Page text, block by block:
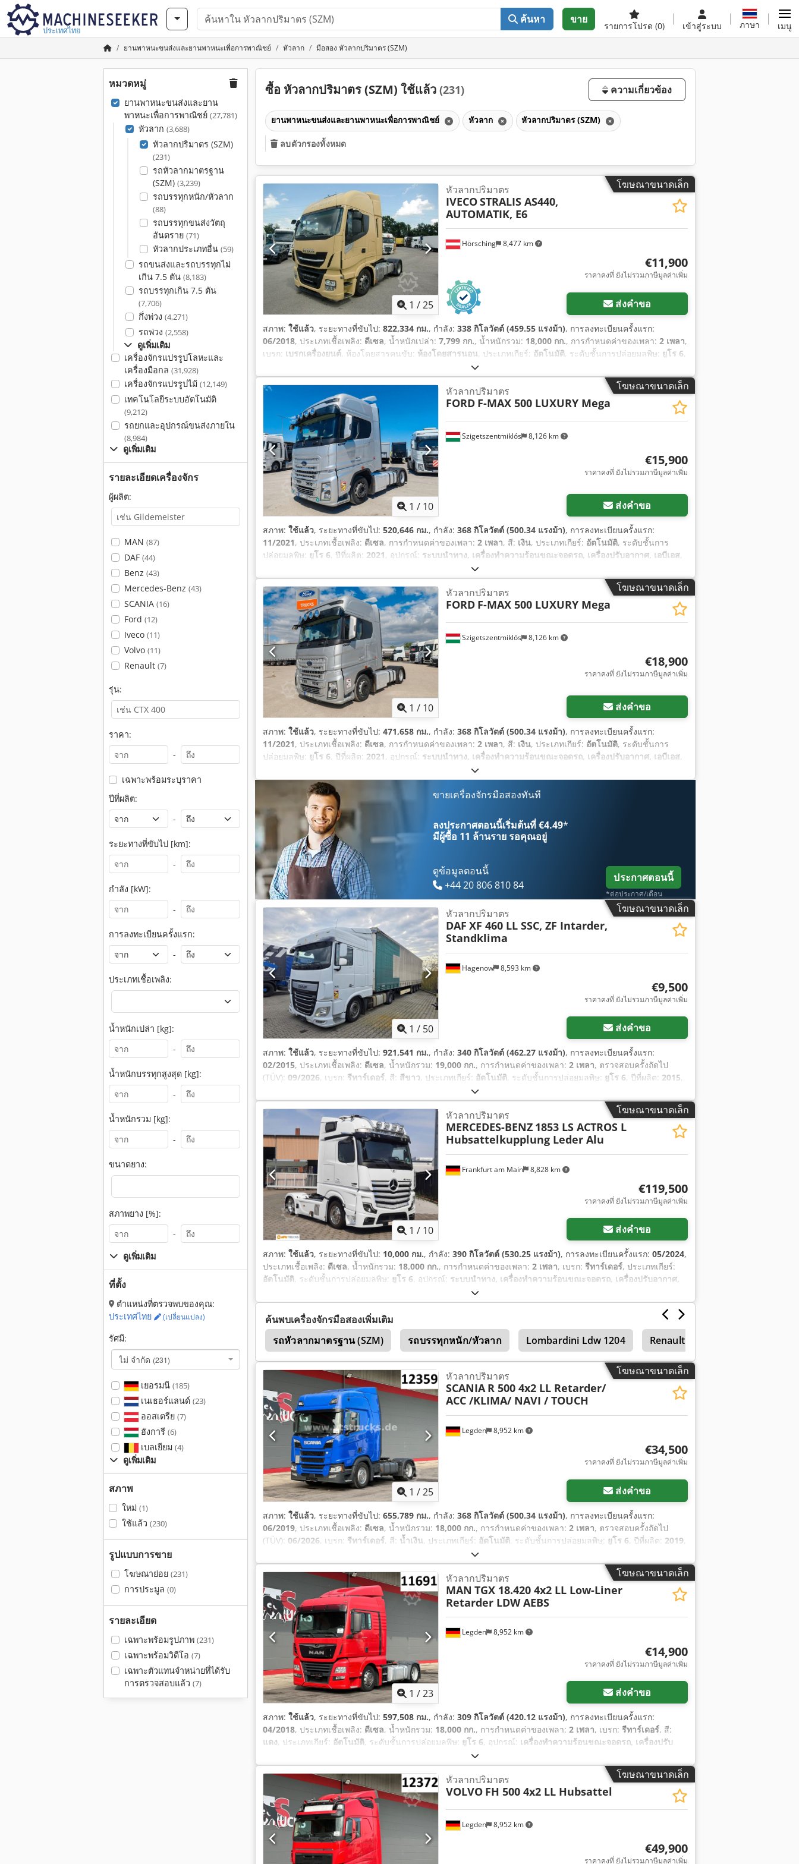
ประเทศไทย
ค้นหา ขาย
รายการโปรด (0) เข้าสู่ระบบ ภาษา เมนู
ยานพาหนะขนส่งและยานพาหนะเพื่อการพาณิชย์ หัวลาก มือสอง หัวลากปริมาตร (SZM)
หมวดหมู่
ยานพาหนะขนส่งและยาน
พาหนะเพื่อการพาณิชย์ (27,781)
หัวลาก (3,688)
หัวลากปริมาตร (SZM)
(231)
รถหัวลากมาตรฐาน
(SZM) (3,239)
รถบรรทุกหนัก/หัวลาก
(88)
รถบรรทุกขนส่งวัตถุ
อันตราย (71)
หัวลากประเภทอื่น (59)
รถขนส่งและรถบรรทุกไม่
เกิน 7.5 ตัน (8,183)
รถบรรทุกเกิน 7.5 ตัน
(7,706)
กึ่งพ่วง (4,271)
รถพ่วง (2,558)
ดูเพิ่มเติม
เครื่องจักรแปรรูปโลหะและ
เครื่องมือกล (31,928)
เครื่องจักรแปรรูปไม้ (12,149)
เทคโนโลยีระบบอัตโนมัติ
(9,212)
รถยกและอุปกรณ์ขนส่งภายใน
(8,984)
ดูเพิ่มเติม
รายละเอียดเครื่องจักร
ผู้ผลิต:
MAN (87)
DAF (44)
Benz (43)
Mercedes-Benz (43)
SCANIA (16)
Ford (12)
Iveco (11)
Volvo (11)
Renault (7)
รุ่น:
ราคา:
-
เฉพาะพร้อมระบุราคา
ปีที่ผลิต:
-
ระยะทางที่ขับไป [km]:
-
กำลัง [kW]:
-
การลงทะเบียนครั้งแรก:
-
ประเภทเชื้อเพลิง:
น้ำหนักเปล่า [kg]:
-
น้ำหนักบรรทุกสูงสุด [kg]:
-
น้ำหนักรวม [kg]:
-
ขนาดยาง:
สภาพยาง [%]:
-
ดูเพิ่มเติม
ที่ตั้ง
ตำแหน่งที่ตรวจพบของคุณ:
ประเทศไทย
(เปลี่ยนแปลง)
รัศมี:
ไม่ จำกัด (231)
เยอรมนี (185)
เนเธอร์แลนด์ (23)
ออสเตรีย (7)
ฮังการี (6)
เบลเยียม (4)
ดูเพิ่มเติม
สภาพ
ใหม่ (1)
ใช้แล้ว (230)
รูปแบบการขาย
โฆษณาย่อย (231)
การประมูล (0)
รายละเอียด
เฉพาะพร้อมรูปภาพ (231)
เฉพาะพร้อมวิดีโอ (7)
เฉพาะตัวแทนจำหน่ายที่ได้รับ
การตรวจสอบแล้ว (7)
ซื้อ หัวลากปริมาตร (SZM) ใช้แล้ว (231) ความเกี่ยวข้อง
ยานพาหนะขนส่งและยานพาหนะเพื่อการพาณิชย์ หัวลาก หัวลากปริมาตร (SZM)
ลบตัวกรองทั้งหมด
โฆษณาขนาดเล็ก
1 /25
Hörsching 8,477 km
หัวลากปริมาตร
IVECOSTRALIS AS440,
AUTOMATIK, E6
€11,900
ราคาคงที่ ยังไม่รวมภาษีมูลค่าเพิ่ม
ส่งคำขอ
สภาพ: ใช้แล้ว, ระยะทางที่ขับไป: 822,334 กม., กำลัง: 338 กิโลวัตต์ (459.55 แรงม้า), การลงทะเบียนครั้งแรก:
06/2018, ประเภทเชื้อเพลิง: ดีเซล, น้ำหนักเปล่า: 7,799 กก., น้ำหนักรวม: 18,000 กก., การกำหนดค่าของเพลา: 2 เพลา,
เบรก: เบรกเครื่องยนต์, ห้องโดยสารคนขับ: ห้องโดยสารนอน, ประเภทเกียร์: อัตโนมัติ, ระดับชั้นการปล่อยมลพิษ: ยูโร 6,
315/60/R22,5
อุปกรณ์:การจดทะเบียนรถบรรทุก, คอมพิวเตอร์บนยานพาหนะ, ระบบควบคุมความเร็วอัตโนมัติ, ระบบล็อกกลาง, ล็อก
ดิฟเฟอเรนเชียล, สปอยเลอร์, เครื่องทำความร้อนขณะจอดรถ, เครื่องปรับอากาศ, เบรกอากาศอัด, เอบีเอส,
โฆษณาขนาดเล็ก
1 / 10
Szigetszentmiklós 8,126 km
หัวลากปริมาตร
FORD F-MAX 500 LUXURY Mega
€15,900
ราคาคงที่ ยังไม่รวมภาษีมูลค่าเพิ่ม
ส่งคำขอ
สภาพ: ใช้แล้ว, ระยะทางที่ขับไป: 520,646 กม., กำลัง: 368 กิโลวัตต์ (500.34 แรงม้า), การลงทะเบียนครั้งแรก:
11/2021, ประเภทเชื้อเพลิง: ดีเซล, การกำหนดค่าของเพลา: 2 เพลา, สี: เงิน, ประเภทเกียร์: อัตโนมัติ, ระดับชั้นการ
ปล่อยมลพิษ: ยูโร 6, ปีที่ผลิต: 2021, อุปกรณ์: ระบบนำทาง, เครื่องทำความร้อนขณะจอดรถ, เครื่องปรับอากาศ, เอบีเอส,
โฆษณาขนาดเล็ก
1 / 10
Szigetszentmiklós 8,126 km
หัวลากปริมาตร
FORD F-MAX 500 LUXURY Mega
€18,900
ราคาคงที่ ยังไม่รวมภาษีมูลค่าเพิ่ม
ส่งคำขอ
สภาพ: ใช้แล้ว, ระยะทางที่ขับไป: 471,658 กม., กำลัง: 368 กิโลวัตต์ (500.34 แรงม้า), การลงทะเบียนครั้งแรก:
11/2021, ประเภทเชื้อเพลิง: ดีเซล, การกำหนดค่าของเพลา: 2 เพลา, สี: เงิน, ประเภทเกียร์: อัตโนมัติ, ระดับชั้นการ
ปล่อยมลพิษ: ยูโร 6, ปีที่ผลิต: 2021, อุปกรณ์: ระบบนำทาง, เครื่องทำความร้อนขณะจอดรถ, เครื่องปรับอากาศ, เอบีเอส,
ขายเครื่องจักรมือสองทันที
ลงประกาศตอนนี้เริ่มต้นที่ €4.49*
มีผู้ซื้อ 11 ล้านราย รอคุณอยู่
ดูข้อมูลตอนนี้
+44 20 806 810 84
ประกาศตอนนี้
*ต่อประกาศ/เดือน
โฆษณาขนาดเล็ก
1 / 50
Hagenow 8,593 km
หัวลากปริมาตร
DAF XF 460 LL SSC, ZF Intarder,
Standklima
€9,500
ราคาคงที่ ยังไม่รวมภาษีมูลค่าเพิ่ม
ส่งคำขอ
สภาพ: ใช้แล้ว, ระยะทางที่ขับไป: 921,541 กม., กำลัง: 340 กิโลวัตต์ (462.27 แรงม้า), การลงทะเบียนครั้งแรก:
02/2015, ประเภทเชื้อเพลิง: ดีเซล, น้ำหนักรวม: 19,000 กก., การกำหนดค่าของเพลา: 2 เพลา, ตรวจสอบครั้งถัดไป
(TÜV): 09/2026, เบรก: รีทาร์เดอร์, สี: สีขาว, ประเภทเกียร์: อัตโนมัติ, ระดับชั้นการปล่อยมลพิษ: ยูโร 6, ปีที่ผลิต: 2015,
เครื่องทำความร้อนขณะจอดรถ, เครื่องปรับอากาศ, เอบีเอส, แผ่นกรองเขม่า, โปรแกรมควบคุมเสถียรภาพ
อิเล็กทรอนิกส์ (ESP),
โฆษณาขนาดเล็ก
1 / 10
Frankfurt am Main 8,828 km
หัวลากปริมาตร
MERCEDES-BENZ 1853 LS ACTROS L
Hubsattelkupplung Leder Alu
€119,500
ราคาคงที่ ยังไม่รวมภาษีมูลค่าเพิ่ม
ส่งคำขอ
สภาพ: ใช้แล้ว, ระยะทางที่ขับไป: 10,000 กม., กำลัง: 390 กิโลวัตต์ (530.25 แรงม้า), การลงทะเบียนครั้งแรก: 05/2024,
ประเภทเชื้อเพลิง: ดีเซล, น้ำหนักรวม: 18,000 กก., การกำหนดค่าของเพลา: 2 เพลา, เบรก: รีทาร์เดอร์, ประเภทเกียร์:
อัตโนมัติ, ระดับชั้นการปล่อยมลพิษ: ยูโร 6, อุปกรณ์: ระบบนำทาง, เครื่องทำความร้อนขณะจอดรถ, เครื่องปรับอากาศ,
ค้นพบเครื่องจักรมือสองเพิ่มเติม
รถหัวลากมาตรฐาน (SZM)
รถบรรทุกหนัก/หัวลาก Lombardini Ldw 1204 Renault 551
โฆษณาขนาดเล็ก
1 /25
Legden 8,952 km
หัวลากปริมาตร
SCANIA R 500 4x2 LL Retarder/
ACC /KLIMA/ NAVI / TOUCH
€34,500
ราคาคงที่ ยังไม่รวมภาษีมูลค่าเพิ่ม
ส่งคำขอ
สภาพ: ใช้แล้ว, ระยะทางที่ขับไป: 655,789 กม., กำลัง: 368 กิโลวัตต์ (500.34 แรงม้า), การลงทะเบียนครั้งแรก:
06/2019, ประเภทเชื้อเพลิง: ดีเซล, น้ำหนักรวม: 18,000 กก., การกำหนดค่าของเพลา: 2 เพลา, ตรวจสอบครั้งถัดไป
(TÜV): 06/2026, เบรก: รีทาร์เดอร์, สี: น้ำเงิน, ประเภทเกียร์: อัตโนมัติ, ระดับชั้นการปล่อยมลพิษ: ยูโร 6, ปีที่ผลิต: 2019,
ระบบนำทาง, เครื่องทำความร้อนขณะจอดรถ, เครื่องปรับอากาศ, เอบีเอส, แผ่นกรองเขม่า, โปรแกรมควบคุม
เสถียรภาพอิเล็กทรอนิกส์ (ESP),
โฆษณาขนาดเล็ก
1 /23
Legden 8,952 km
หัวลากปริมาตร
MAN TGX 18.420 4x2 LL Low-Liner
Retarder LDW AEBS
€14,900
ราคาคงที่ ยังไม่รวมภาษีมูลค่าเพิ่ม
ส่งคำขอ
สภาพ: ใช้แล้ว, ระยะทางที่ขับไป: 597,508 กม., กำลัง: 309 กิโลวัตต์ (420.12 แรงม้า), การลงทะเบียนครั้งแรก:
04/2018, ประเภทเชื้อเพลิง: ดีเซล, น้ำหนักรวม: 18,000 กก., การกำหนดค่าของเพลา: 2 เพลา, เบรก: รีทาร์เดอร์, สี:
แดง, ประเภทเกียร์: อัตโนมัติ, ระดับชั้นการปล่อยมลพิษ: ยูโร 6, อุปกรณ์: เครื่องทำความร้อนขณะจอดรถ, เครื่องปรับ
อากาศ, เอบีเอส, แผ่นกรองเขม่า, โปรแกรมควบคุมเสถียรภาพอิเล็กทรอนิกส์ (ESP)
โฆษณาขนาดเล็ก
Legden 8,952 km
หัวลากปริมาตร
VOLVO FH 500 4x2 LL Hubsattel
€49,900
ราคาคงที่ ยังไม่รวมภาษีมูลค่าเพิ่ม